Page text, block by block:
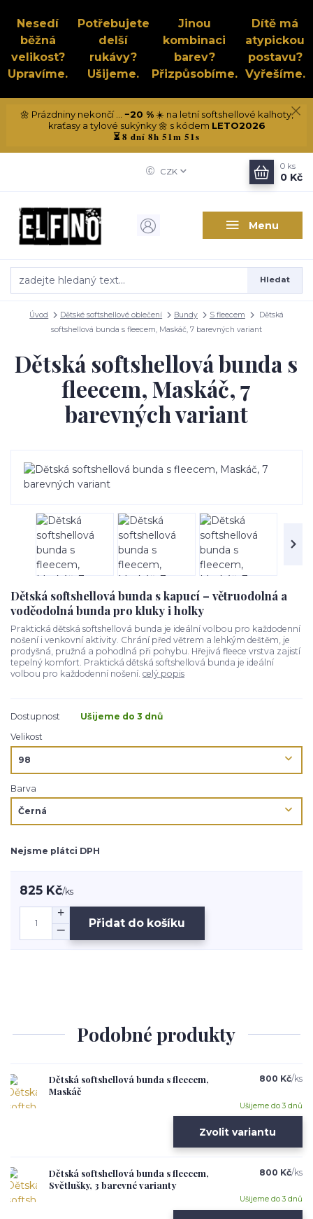
Nesedí
běžná
velikost?
Upravíme.
Potřebujete
delší
rukávy?
Ušijeme.
Jinou
kombinaci
barev?
Přizpůsobíme.
Dítě má
atypickou
postavu?
Vyřešíme.
🌼 Prázdniny nekončí ... −20 %☀️ na letní softshellové kalhoty,
kraťasy a tylové sukýnky 🌼 s kódem LETO2026
⏳8 dní 8h 51m 51s
Menu
CZK
Hledat
0 ks
0 Kč
Úvod Dětské softshellové oblečení Bundy S fleecem
Dětská
softshellová bunda s fleecem, Maskáč, 7 barevných variant
Dětská softshellová bunda s
fleecem, Maskáč, 7
barevných variant
Dětská softshellová bunda s kapucí – větruodolná a
voděodolná bunda pro kluky i holky
Praktická dětská softshellová bunda je ideální volbou pro každodenní
nošení i venkovní aktivity. Chrání před větrem a lehkým deštěm, je
prodyšná, pružná a pohodlná při pohybu. Hřejivá fleece vrstva zajistí
tepelný komfort. Praktická dětská softshellová bunda je ideální
volbou pro každodenní nošení. celý popis
Dostupnost
Ušijeme do 3 dnů
Velikost
Barva
Nejsme plátci DPH
825 Kč/ks
Přidat do košíku
Podobné produkty
Dětská softshellová bunda s fleecem,
Maskáč
800 Kč/ks
Ušijeme do 3 dnů
Zvolit variantu
Dětská softshellová bunda s fleecem,
Světlušky, 3 barevné varianty
800 Kč/ks
Ušijeme do 3 dnů